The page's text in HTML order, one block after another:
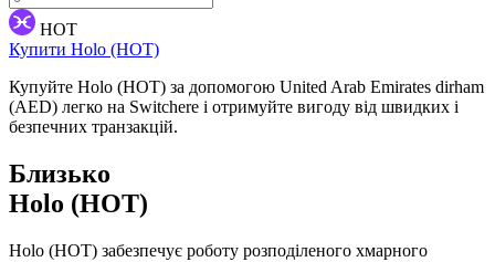
HOT
Купити Holo (HOT)
Купуйте Holo (HOT) за допомогою United Arab Emirates dirham
(AED) легко на Switchere і отримуйте вигоду від швидких і
безпечних транзакцій.
Близько
Holo (HOT)
Holo (HOT) забезпечує роботу розподіленого хмарного